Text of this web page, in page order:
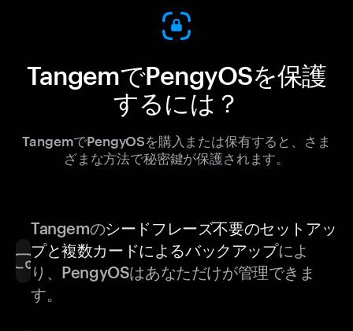
TangemでPengyOSを保護
するには？
TangemでPengyOSを購入または保有すると、さま
ざまな方法で秘密鍵が保護されます。
Tangemのシードフレーズ不要のセットアッ
プと複数カードによるバックアップによ
り、PengyOSはあなただけが管理できま
す。